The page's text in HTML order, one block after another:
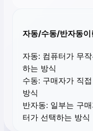
자동/수동/반자동이
자동: 컴퓨터가 무
하는 방식
수동: 구매자가 직
방식
반자동: 일부는 구
터가 선택하는 방식